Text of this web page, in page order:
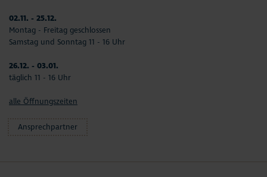
02.11. - 25.12.
Montag - Freitag geschlossen
Samstag und Sonntag 11 - 16 Uhr
26.12. - 03.01.
täglich 11 - 16 Uhr
alle Öffnungszeiten
Ansprechpartner